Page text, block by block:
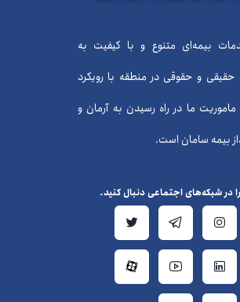
بیمه‌ای متنوع و با کیفیت به
و حقوقی در منطقه با رویکرد
ماموریت ما در راه رسیدن به آرمان و
بیمه سامان است.
در شبکه‌های اجتماعی دنبال کنید.